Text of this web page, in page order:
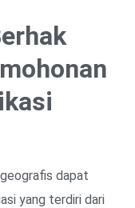
dapat
yang terdiri dari